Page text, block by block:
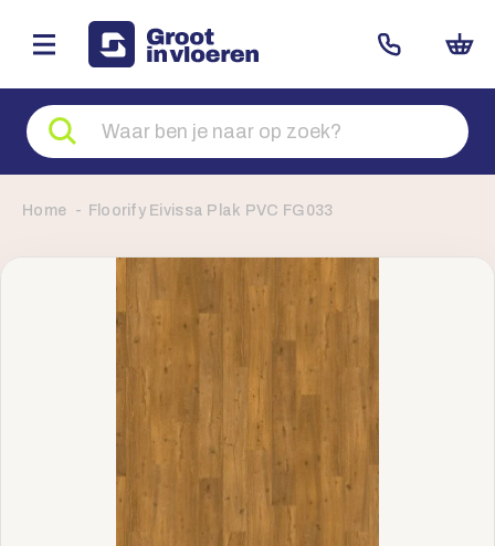
Zoeken
naar
producten
Home Floorify Eivissa Plak PVC FG033